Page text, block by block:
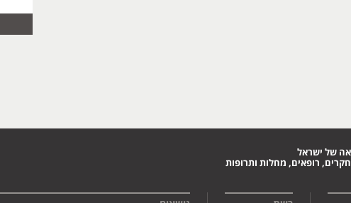
של ישראל
רופאים, מחלות ותרופות